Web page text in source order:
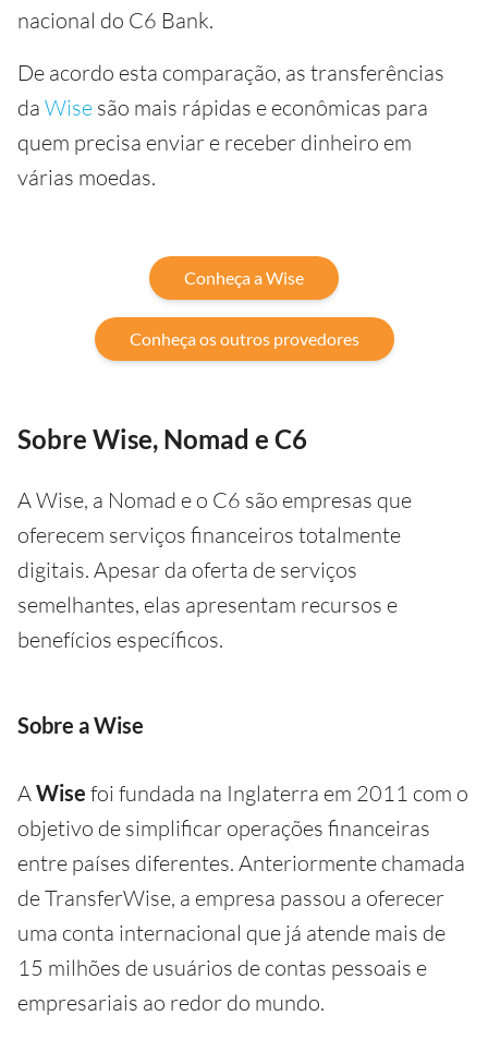
nacional do C6 Bank.
De acordo esta comparação, as transferências
da Wise são mais rápidas e econômicas para
quem precisa enviar e receber dinheiro em
várias moedas.
Conheça a Wise
Conheça os outros provedores
Sobre Wise, Nomad e C6
A Wise, a Nomad e o C6 são empresas que
oferecem serviços financeiros totalmente
digitais. Apesar da oferta de serviços
semelhantes, elas apresentam recursos e
benefícios específicos.
Sobre a Wise
AWise foi fundada na Inglaterra em 2011 com o
objetivo de simplificar operações financeiras
entre países diferentes. Anteriormente chamada
de TransferWise, a empresa passou a oferecer
uma conta internacional que já atende mais de
15 milhões de usuários de contas pessoais e
empresariais ao redor do mundo.